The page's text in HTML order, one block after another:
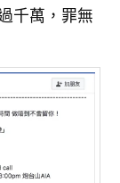
千萬，罪無